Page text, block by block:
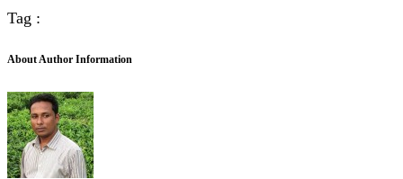
Tag :
About Author Information